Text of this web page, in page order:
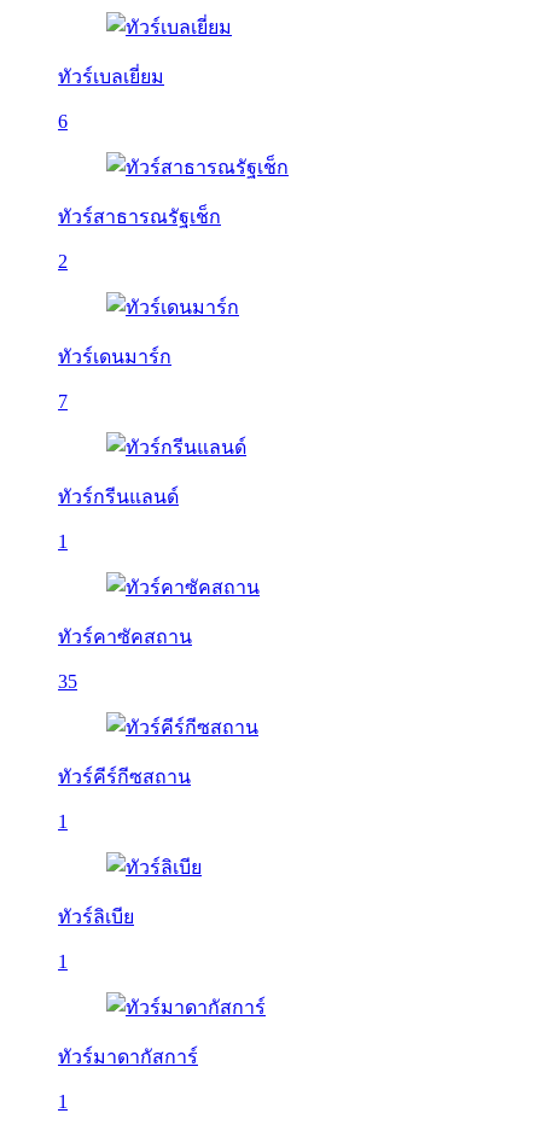
ทัวร์เบลเยี่ยม
6
ทัวร์สาธารณรัฐเช็ก
2
ทัวร์เดนมาร์ก
7
ทัวร์กรีนแลนด์
1
ทัวร์คาซัคสถาน
35
ทัวร์คีร์กีซสถาน
1
ทัวร์ลิเบีย
1
ทัวร์มาดากัสการ์
1